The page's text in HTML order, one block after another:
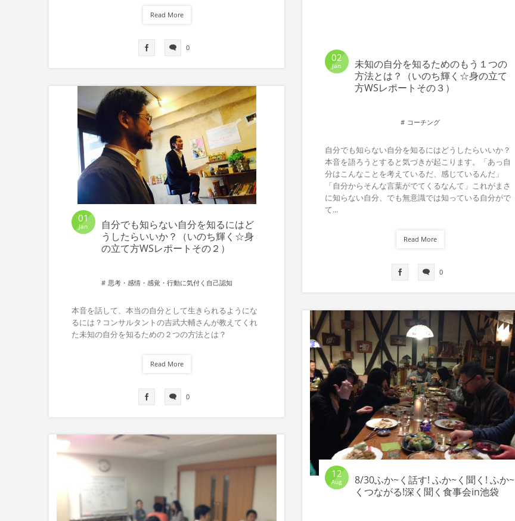
Read More
0
02
Jan
未知の自分を知るためのもう１つの
方法とは？（いのち輝く☆身の立て
方WSレポートその３）
コーチング
自分でも知らない自分を知るにはどうしたらいいか？
本音を語ろうとすると気づきが起こります。「あっ自
分はこんなことを考えているだ、感じているんだ」
「自分からそんな言葉がでてくるなんて」これがまさ
に知らない自分、でも無意識では知っている自分がで
て...
Read More
0
01
Jan
自分でも知らない自分を知るにはど
うしたらいいか？（いのち輝く☆身
の立て方WSレポートその２）
思考・感情・感覚・行動に気付く自己認知
本音を話して、本当の自分として生きられるようにな
るには？コンサルタントの吉武大輔さんが教えてくれ
た未知の自分を知るための２つの方法とは？
Read More
0
12
Aug
8/30ふか~く話す! ふか~く聞く! ふか~
くつながる!深く聞く食事会in池袋